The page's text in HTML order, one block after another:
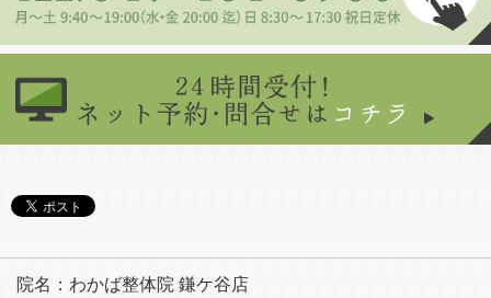
院名：わかば整体院 鎌ケ谷店